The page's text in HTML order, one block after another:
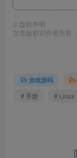
© 版权声明
文章版权归作者所有
游戏源码
# 手游
# Linux